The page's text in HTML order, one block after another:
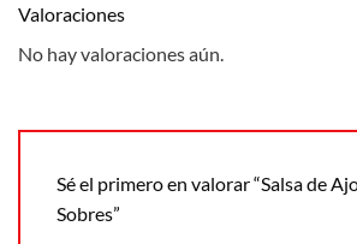
Valoraciones
No hay valoraciones aún.
Sé el primero en valorar “Salsa de
Sobres”